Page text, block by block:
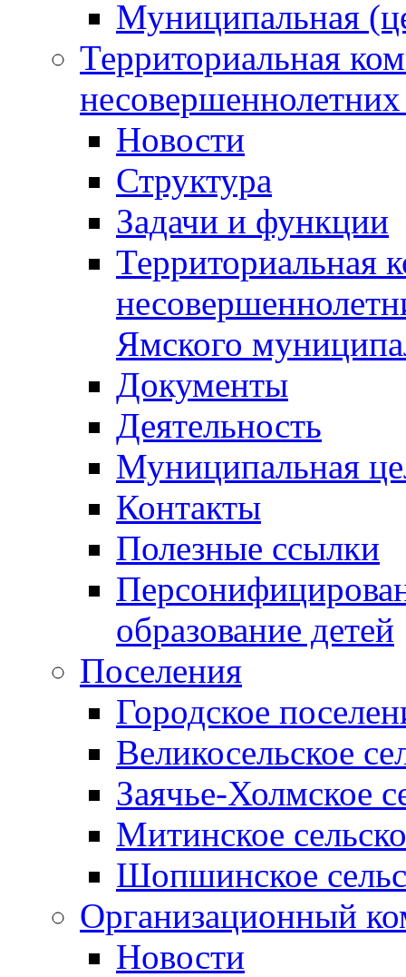
Муниципальная
Территориальная
Новости
Структура
Задачи и функции
Территориальная
Ямского
Документы
Деятельность
Муниципальная
Контакты
Полезные ссылки
образование детей
Поселения
Городское
Великосельское
Заячье-Холмское
Митинское
Шопшинское
Организационный
Новости